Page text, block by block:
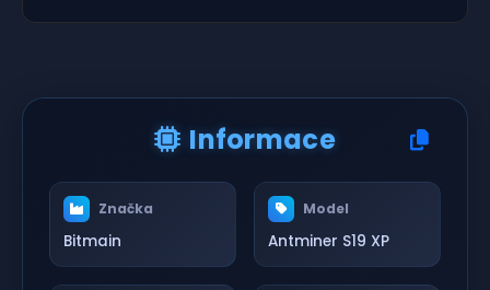
Informace
Značka
Bitmain
Model
Antminer S19 XP